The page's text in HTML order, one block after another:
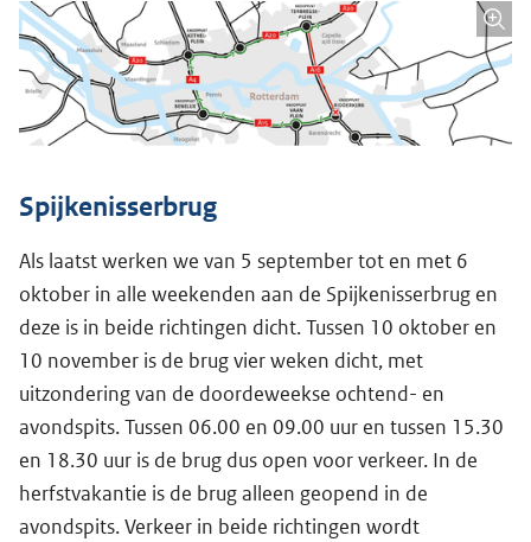
Spijkenisserbrug
Als laatst werken we van 5 september tot en met 6
oktober in alle weekenden aan de Spijkenisserbrug en
deze is in beide richtingen dicht. Tussen 10 oktober en
10 november is de brug vier weken dicht, met
uitzondering van de doordeweekse ochtend- en
avondspits. Tussen 06.00 en 09.00 uur en tussen 15.30
en 18.30 uur is de brug dus open voor verkeer. In de
herfstvakantie is de brug alleen geopend in de
avondspits. Verkeer in beide richtingen wordt